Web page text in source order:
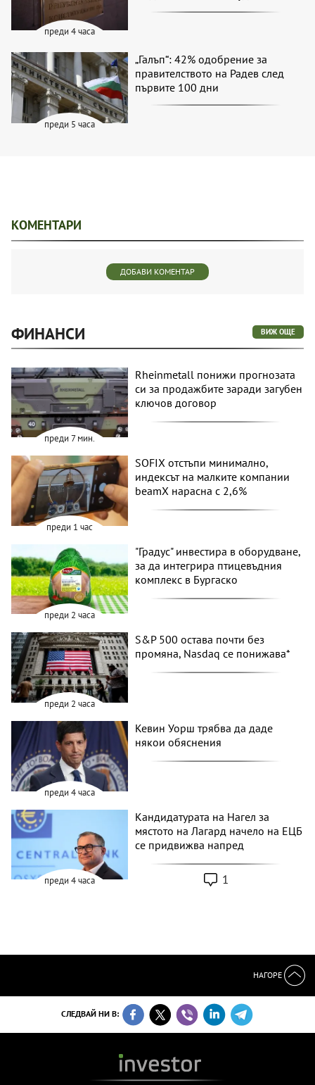
преди 4 часа
преди 5 часа
„Галъп“: 42% одобрение за
правителството на Радев след
първите 100 дни
КОМЕНТАРИ
ДОБАВИ КОМЕНТАР
ФИНАНСИ ВИЖ ОЩЕ
преди 7 мин.
Rheinmetall понижи прогнозата
си за продажбите заради загубен
ключов договор
преди 1 час
SOFIX отстъпи минимално,
индексът на малките компании
beamX нарасна с 2,6%
преди 2 часа
"Градус" инвестира в оборудване,
за да интегрира птицевъдния
комплекс в Бургаско
преди 2 часа
S&P 500 остава почти без
промяна, Nasdaq се понижава*
преди 4 часа
Кевин Уорш трябва да даде
някои обяснения
преди 4 часа
Кандидатурата на Нагел за
мястото на Лагард начело на ЕЦБ
се придвижва напред
1
НАГОРЕ
СЛЕДВАЙ НИ В: